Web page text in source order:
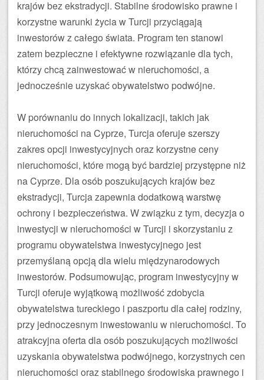
krajów bez ekstradycji. Stabilne środowisko prawne i
korzystne warunki życia w Turcji przyciągają
inwestorów z całego świata. Program ten stanowi
zatem bezpieczne i efektywne rozwiązanie dla tych,
którzy chcą zainwestować w nieruchomości, a
jednocześnie uzyskać obywatelstwo podwójne.
W porównaniu do innych lokalizacji, takich jak
nieruchomości na Cyprze, Turcja oferuje szerszy
zakres opcji inwestycyjnych oraz korzystne ceny
nieruchomości, które mogą być bardziej przystępne niż
na Cyprze. Dla osób poszukujących krajów bez
ekstradycji, Turcja zapewnia dodatkową warstwę
ochrony i bezpieczeństwa. W związku z tym, decyzja o
inwestycji w nieruchomości w Turcji i skorzystaniu z
programu obywatelstwa inwestycyjnego jest
przemyślaną opcją dla wielu międzynarodowych
inwestorów. Podsumowując, program inwestycyjny w
Turcji oferuje wyjątkową możliwość zdobycia
obywatelstwa tureckiego i paszportu dla całej rodziny,
przy jednoczesnym inwestowaniu w nieruchomości. To
atrakcyjna oferta dla osób poszukujących możliwości
uzyskania obywatelstwa podwójnego, korzystnych cen
nieruchomości oraz stabilnego środowiska prawnego i